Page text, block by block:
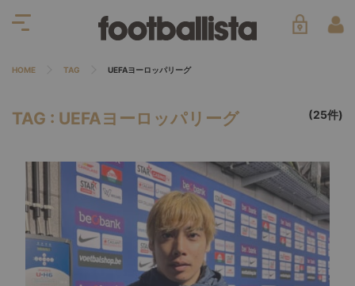
HOME TAG UEFAヨーロッパリーグ
TAG : UEFAヨーロッパリーグ (25件)